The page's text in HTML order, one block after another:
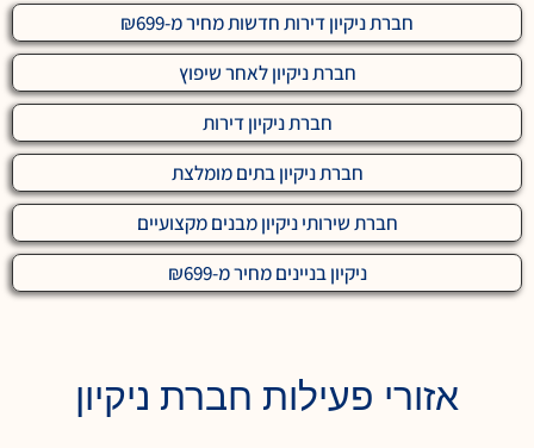
חברת ניקיון דירות חדשות מחיר מ-₪699
חברת ניקיון לאחר שיפוץ
חברת ניקיון דירות
חברת ניקיון בתים מומלצת
חברת שירותי ניקיון מבנים מקצועיים
ניקיון בניינים מחיר מ-₪699
אזורי פעילות חברת ניקיון